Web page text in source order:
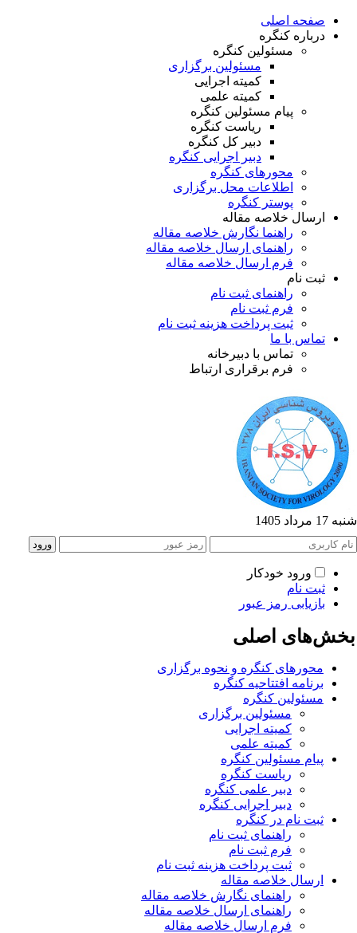
صفحه اصلی
درباره کنگره
مسئولین کنگره
مسئولین برگزاری
کمیته اجرایی
کمیته علمی
پیام مسئولین کنگره
ریاست کنگره
دبیر کل کنگره
دبیر اجرایی کنگره
محورهای کنگره
اطلاعات محل برگزاری
پوستر کنگره
ارسال خلاصه مقاله
راهنما نگارش خلاصه مقاله
راهنمای ارسال خلاصه مقاله
فرم ارسال خلاصه مقاله
ثبت نام
راهنمای ثبت نام
فرم ثبت نام
ثبت پرداخت هزینه ثبت نام
تماس با ما
تماس با دبیرخانه
فرم برقراری ارتباط
مرداد 1405
ورود خودکار
ثبت نام
بازیابی رمز عبور
اصلی
محورهای کنگره و نحوه برگزاری
برنامه افتتاحیه کنگره
مسئولین کنگره
مسئولین برگزاری
کمیته اجرایی
کمیته علمی
پیام مسئولین کنگره
ریاست کنگره
دبیر علمی کنگره
دبیر اجرایی کنگره
ثبت نام در کنگره
راهنمای ثبت نام
فرم ثبت نام
ثبت پرداخت هزینه ثبت نام
ارسال خلاصه مقاله
راهنمای نگارش خلاصه مقاله
راهنمای ارسال خلاصه مقاله
فرم ارسال خلاصه مقاله